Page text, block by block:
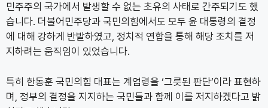
민주주의 국가에서 발생할 수 없는 초유의 사태로 간주되기도 했
습니다. 더불어민주당과 국민의힘에서도 모두 윤 대통령의 결정
에 대해 강하게 반발하였고, 정치적 연합을 통해 해당 조치를 저
지하려는 움직임이 있었습니다.
특히 한동훈 국민의힘 대표는 계엄령을 ‘그릇된 판단’이라 표현하
며, 정부의 결정을 지지하는 국민들과 함께 이를 저지하겠다고 밝